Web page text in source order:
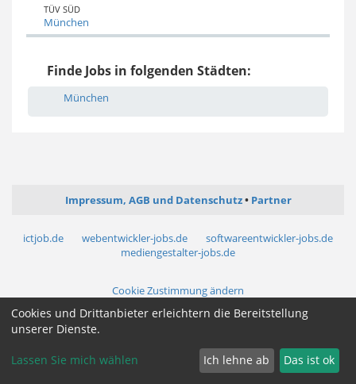
TÜV SÜD
München
Finde Jobs in folgenden Städten:
München
Impressum, AGB und Datenschutz Partner
ictjob.de webentwickler-jobs.de
softwareentwickler-jobs.de
mediengestalter-jobs.de
Cookie Zustimmung ändern
Cookies und Drittanbieter erleichtern die Bereitstellung
unserer Dienste.
Lassen Sie mich wählen Ich lehne ab Das ist ok